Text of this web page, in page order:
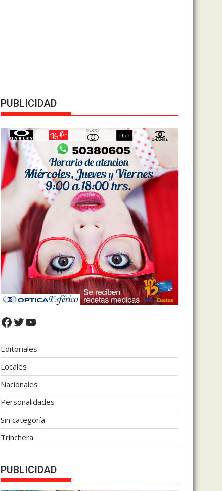
PUBLICIDAD
Facebook
Twitter
YouTube
Editoriales
Locales
Nacionales
Personalidades
Sin categoría
Trinchera
PUBLICIDAD